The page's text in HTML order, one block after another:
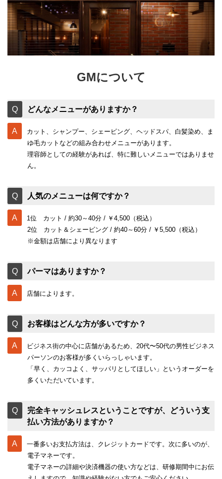
GMについて
どんなメニューがありますか？
カット、シャンプー、シェービング、ヘッドスパ、白髪染め、ま
ゆ毛カットなどの組み合わせメニューがあります。
理容師としての経験があれば、特に難しいメニューではありませ
ん。
人気のメニューは何ですか？
1位 カット / 約30～40分 / ￥4,500（税込）
2位 カット＆シェービング / 約40～60分 / ￥5,500（税込）
※金額は店舗により異なります
パーマはありますか？
店舗によります。
お客様はどんな方が多いですか？
ビジネス街の中心に店舗があるため、20代〜50代の男性ビジネス
パーソンのお客様が多くいらっしゃいます。
「早く、カッコよく、サッパリとしてほしい」というオーダーを
多くいただいています。
完全キャッシュレスということですが、どういう支
払い方法がありますか？
一番多いお支払方法は、クレジットカードです。次に多いのが、
電子マネーです。
電子マネーの詳細や決済機器の使い方などは、研修期間中にお伝